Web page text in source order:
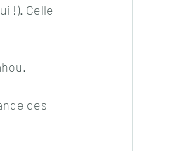
!). Celle
des